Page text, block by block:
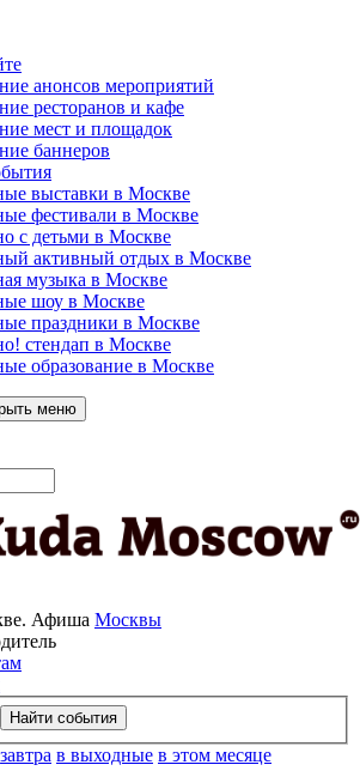
анонсов мероприятий
ресторанов и кафе
мест и площадок
баннеров
выставки в Москве
фестивали в Москве
с детьми в Москве
активный отдых в Москве
музыка в Москве
шоу в Москве
праздники в Москве
стендап в Москве
образование в Москве
меню
Афиша Москвы
завтра в выходные в этом месяце